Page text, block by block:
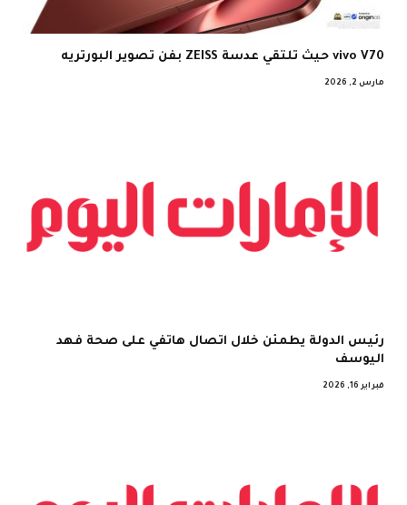
vivo V70 حيث تلتقي عدسة ZEISS بفن تصوير البورتريه
مارس 2, 2026
رئيس الدولة يطمئن خلال اتصال هاتفي على صحة فهد
اليوسف
فبراير 16, 2026